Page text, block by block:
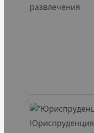
развлечения
Юриспруденция